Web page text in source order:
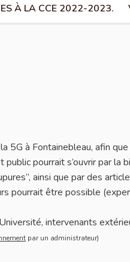
À LA CCE 2022-2023.
5G à Fontainebleau, afin
pourrait s’ouvrir par la
ainsi que par des
pourrait être possible
intervenants
par un administrateur)